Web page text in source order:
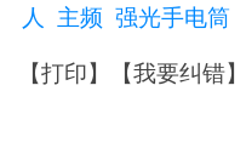
人
主频 强光手电筒
【打印】【我要纠错